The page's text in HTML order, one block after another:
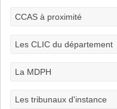
CCAS à proximité
Les CLIC du département
La MDPH
Les tribunaux d'instance